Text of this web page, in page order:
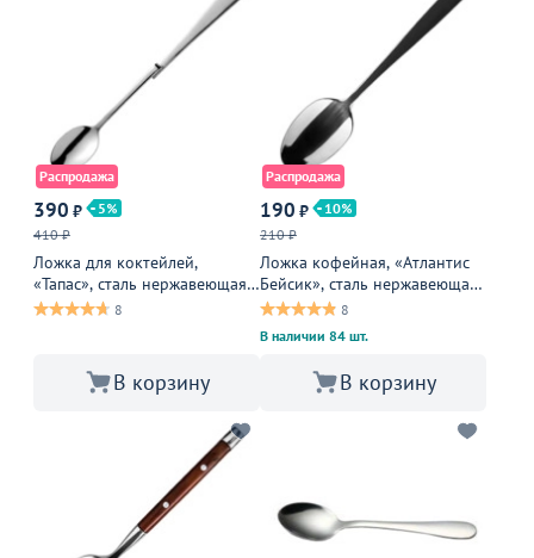
Распродажа
390 ₽
5
410 ₽
Ложка для коктейлей,
«Тапас», сталь нержавеющая,
10 мм, металлическая
8
В корзину
Распродажа
190 ₽
10
210 ₽
Ложка кофейная, «Атлантис
Бейсик», сталь нержавеющая,
25 мм, металлическая
8
В наличии 84 шт.
В корзину